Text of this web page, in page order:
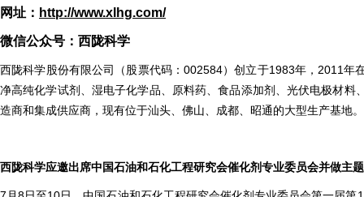
网址： http://www.xlhg.com/
微信公众号：西陇科学
西陇科学股份有限公司（股票代码：002584）创立于1983年，2011
净高纯化学试剂、湿电子化学品、原料药、食品添加剂、光伏电极材
造商和集成供应商，现有位于汕头、佛山、成都、昭通的大型生产基地。
西陇科学应邀出席中国石油和石化工程研究会催化剂专业委员会并做主